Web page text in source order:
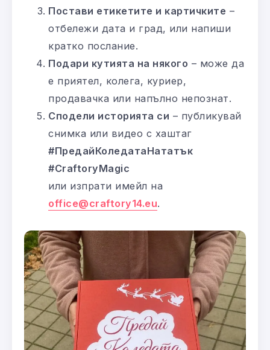
Постави етикетите и картичките –
отбележи дата и град, или напиши
кратко послание.
Подари кутията на някого – може да
е приятел, колега, куриер,
продавачка или напълно непознат.
Сподели историята си – публикувай
снимка или видео с хаштаг
#ПредайКоледатаНататък
#CraftoryMagic
или изпрати имейл на
office@craftory14.eu.